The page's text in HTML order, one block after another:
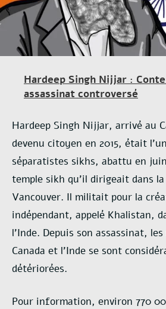
Hardeep Singh Nijjar :
assassinat controversé
Hardeep Singh Nijjar, arrivé au
devenu citoyen en 2015, était
séparatistes sikhs, abattu en
temple sikh qu’il dirigeait dans
Vancouver. Il militait pour la
indépendant, appelé Khalistan,
l’Inde. Depuis son assassinat,
Canada et l’Inde se sont
détériorées.
Pour information, environ 770